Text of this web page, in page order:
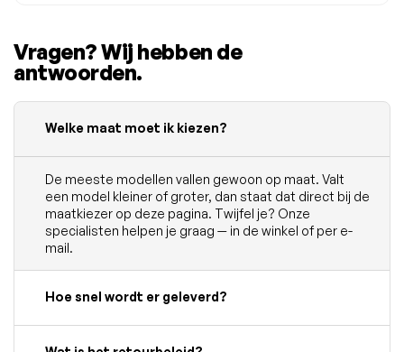
Vragen? Wij hebben de
antwoorden.
Welke maat moet ik kiezen?
De meeste modellen vallen gewoon op maat. Valt
een model kleiner of groter, dan staat dat direct bij de
maatkiezer op deze pagina. Twijfel je? Onze
specialisten helpen je graag — in de winkel of per e-
mail.
Hoe snel wordt er geleverd?